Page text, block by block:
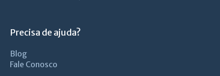
Precisa de ajuda?
Blog
Fale Conosco